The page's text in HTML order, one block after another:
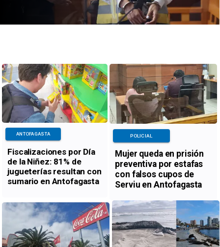
Fiscalizaciones por Día
de la Niñez: 81% de
jugueterías resultan con
sumario en Antofagasta
ANTOFAGASTA
Mujer queda en prisión
preventiva por estafas
con falsos cupos de
Serviu en Antofagasta
POLICIAL